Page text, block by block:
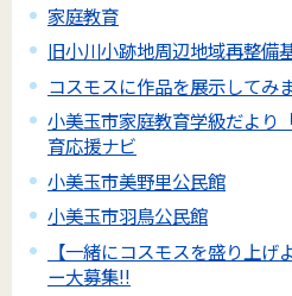
家庭教育
旧小川小跡地周辺地域再整備
コスモスに作品を展示してみ
小美玉市家庭教育学級だより
育応援ナビ
小美玉市美野里公民館
小美玉市羽鳥公民館
【一緒にコスモスを盛り上
ー大募集!!